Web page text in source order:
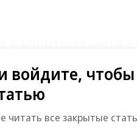
(пользователь
к бренду) —
войдите,
читать все закрытые